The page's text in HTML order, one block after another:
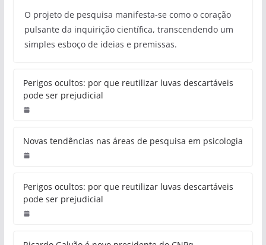
O projeto de pesquisa manifesta-se como o coração
pulsante da inquirição científica, transcendendo um
simples esboço de ideias e premissas.
Perigos ocultos: por que reutilizar luvas descartáveis
pode ser prejudicial
Novas tendências nas áreas de pesquisa em psicologia
Perigos ocultos: por que reutilizar luvas descartáveis
pode ser prejudicial